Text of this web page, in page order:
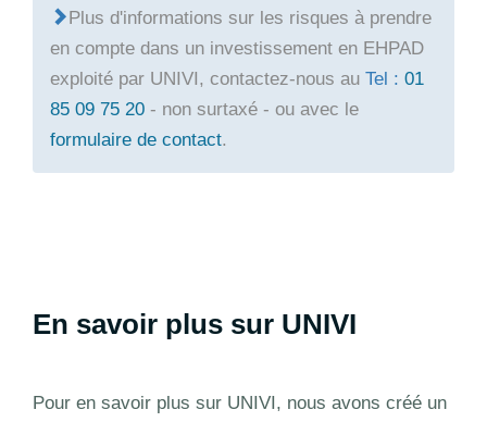
Plus d'informations sur les risques à prendre
en compte dans un investissement en EHPAD
exploité par UNIVI, contactez-nous au Tel : 01
85 09 75 20 - non surtaxé - ou avec le
formulaire de contact.
En savoir plus sur UNIVI
Pour en savoir plus sur UNIVI, nous avons créé un